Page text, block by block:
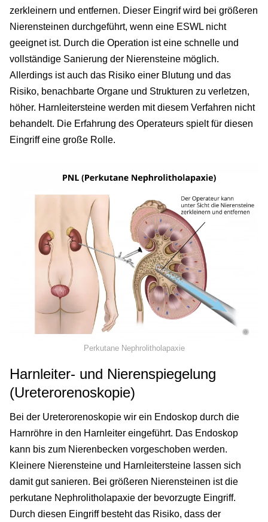
zerkleinern und entfernen. Dieser Eingrif wird bei größeren
Nierensteinen durchgeführt, wenn eine ESWL nicht
geeignet ist. Durch die Operation ist eine schnelle und
vollständige Sanierung der Nierensteine möglich.
Allerdings ist auch das Risiko einer Blutung und das
Risiko, benachbarte Organe und Strukturen zu verletzen,
höher. Harnleitersteine werden mit diesem Verfahren nicht
behandelt. Die Erfahrung des Operateurs spielt für diesen
Eingriff eine große Rolle.
©
Perkutane Nephrolitholapaxie
Harnleiter- und Nierenspiegelung
(Ureterorenoskopie)
Bei der Ureterorenoskopie wir ein Endoskop durch die
Harnröhre in den Harnleiter eingeführt. Das Endoskop
kann bis zum Nierenbecken vorgeschoben werden.
Kleinere Nierensteine und Harnleitersteine lassen sich
damit gut sanieren. Bei größeren Nierensteinen ist die
perkutane Nephrolitholapaxie der bevorzugte Eingriff.
Durch diesen Eingriff besteht das Risiko, dass der